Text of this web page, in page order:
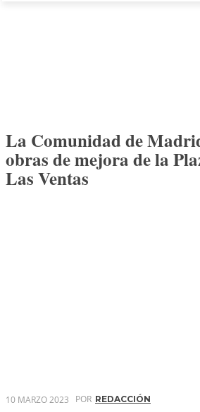
La Comunidad de
obras de mejora de la
Las Ventas
10 MARZO 2023 POR REDACCIÓN